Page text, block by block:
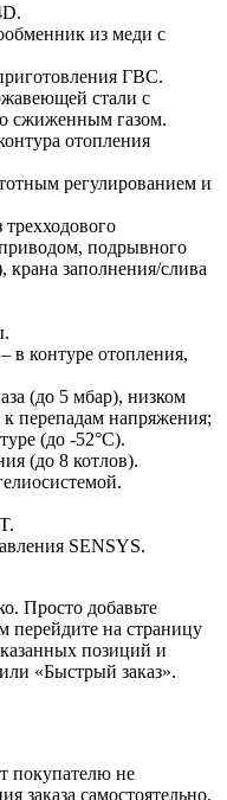
из меди с
ГВС.
стали с
сжиженным газом.
отопления
регулированием и
подрывного
крана заполнения/слива
в контуре отопления,
(до 5 мбар), низком
к перепадам напряжения;
(до -52°С).
(до 8 котлов).
SENSYS.
Просто добавьте
перейдите на страницу
позиций и
«Быстрый заказ».
покупателю не
заказа самостоятельно.